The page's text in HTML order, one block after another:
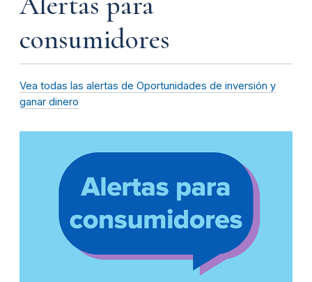
consumidores
Vea todas las alertas de Oportunidades de inversión y
ganar dinero